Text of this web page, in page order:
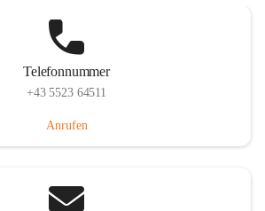
Telefonnummer
+43 5523 64511
Anrufen